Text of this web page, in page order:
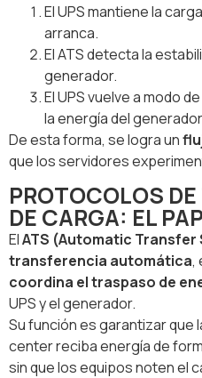
El UPS mantiene la
arranca.
El ATS detecta la
generador.
El UPS vuelve a modo
la energía del
De esta forma, se logra un
que los servidores
PROTOCOLOS
DE CARGA: EL
ElATS (Automatic Transfer
transferencia automática,
coordina el traspaso de
UPS y el generador.
Su función es garantizar que
center reciba energía de
sin que los equipos noten el